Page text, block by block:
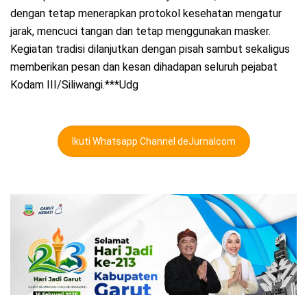
dengan tetap menerapkan protokol kesehatan mengatur
jarak, mencuci tangan dan tetap menggunakan masker.
Kegiatan tradisi dilanjutkan dengan pisah sambut sekaligus
memberikan pesan dan kesan dihadapan seluruh pejabat
Kodam III/Siliwangi.***Udg
Ikuti Whatsapp Channel deJurnalcom